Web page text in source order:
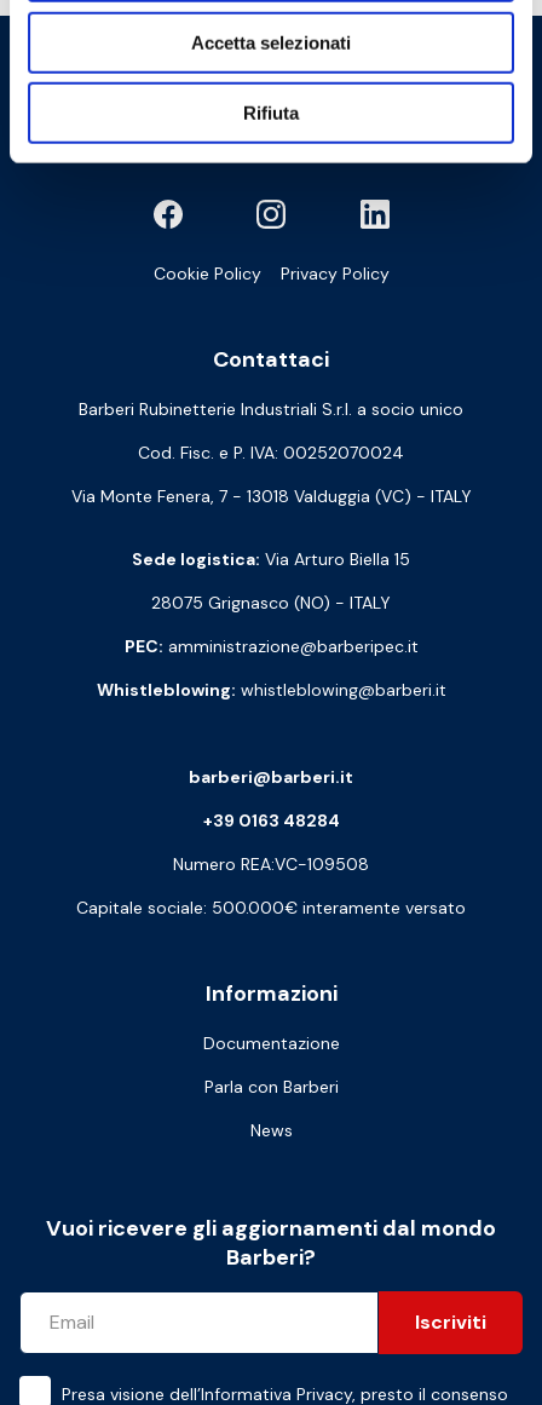
Accetta selezionati
Rifiuta
Cookie Policy Privacy Policy
Contattaci
Barberi Rubinetterie Industriali S.r.l. a socio unico
Cod. Fisc. e P. IVA: 00252070024
Via Monte Fenera, 7 - 13018 Valduggia (VC) - ITALY
Sede logistica: Via Arturo Biella 15
28075 Grignasco (NO) - ITALY
PEC: amministrazione@barberipec.it
Whistleblowing: whistleblowing@barberi.it
Informazioni
Documentazione
Parla con Barberi
News
barberi@barberi.it
+39 0163 48284
Numero REA:VC-109508
Capitale sociale: 500.000€ interamente versato
Vuoi ricevere gli aggiornamenti dal mondo
Barberi?
Iscriviti
Presa visione dell’Informativa Privacy, presto il consenso